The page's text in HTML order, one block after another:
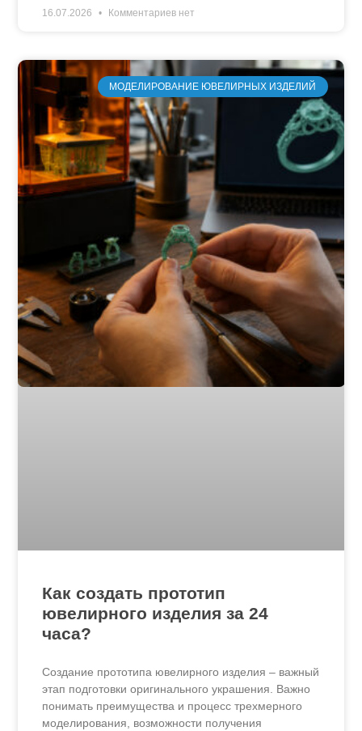
16.07.2026 Комментариев нет
МОДЕЛИРОВАНИЕ ЮВЕЛИРНЫХ ИЗДЕЛИЙ
Как создать прототип
ювелирного изделия за 24
часа?
Создание прототипа ювелирного изделия – важный
этап подготовки оригинального украшения. Важно
понимать преимущества и процесс трехмерного
моделирования, возможности получения